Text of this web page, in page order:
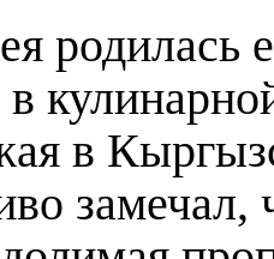
родилась
в
в
замечал,